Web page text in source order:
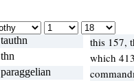
tauthn
this 157,
thn
which
paraggelian